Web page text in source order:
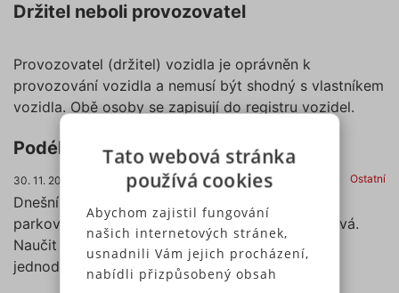
Držitel neboli provozovatel
Provozovatel (držitel) vozidla je oprávněn k
provozování vozidla a nemusí být shodný s vlastníkem
vozidla. Obě osoby se zapisují do registru vozidel.
Podélné parkování – jak na to?
30. 11. 2017 Ostatní
Dnešní doba klidnému parkování nenahrává,
parkovacích míst je nedostatek a aut stále přibývá.
Naučit se efektivně zaparkovat není vůbec
jednoduché.
Tato webová stránka
používá cookies
Abychom zajistil fungování
našich internetových stránek,
usnadnili Vám jejich procházení,
nabídli přizpůsobený obsah